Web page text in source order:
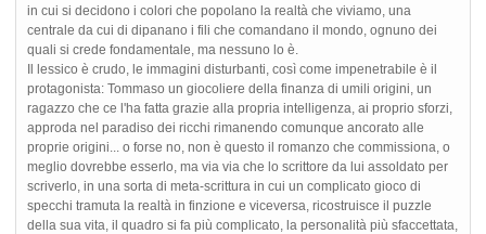
in cui si decidono i colori che popolano la realtà che viviamo, una
centrale da cui di dipanano i fili che comandano il mondo, ognuno dei
quali si crede fondamentale, ma nessuno lo è.
Il lessico è crudo, le immagini disturbanti, così come impenetrabile è il
protagonista: Tommaso un giocoliere della finanza di umili origini, un
ragazzo che ce l'ha fatta grazie alla propria intelligenza, ai proprio sforzi,
approda nel paradiso dei ricchi rimanendo comunque ancorato alle
proprie origini... o forse no, non è questo il romanzo che commissiona, o
meglio dovrebbe esserlo, ma via via che lo scrittore da lui assoldato per
scriverlo, in una sorta di meta-scrittura in cui un complicato gioco di
specchi tramuta la realtà in finzione e viceversa, ricostruisce il puzzle
della sua vita, il quadro si fa più complicato, la personalità più sfaccettata,